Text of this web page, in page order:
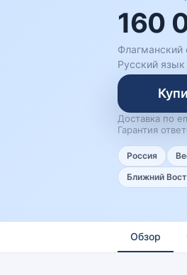
160
Флагманский
Русский язык
Доставка по
Гарантия
Россия
Ближний
Обзор